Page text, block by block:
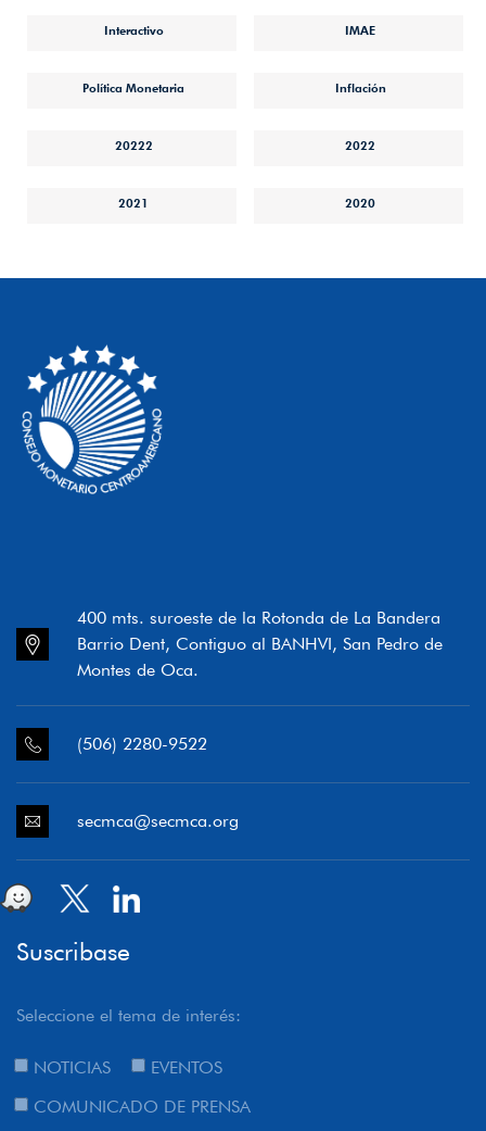
Interactivo IMAE
Política Monetaria Inflación
20222 2022
2021 2020
400 mts. suroeste de la Rotonda de La Bandera
Barrio Dent, Contiguo al BANHVI, San Pedro de
Montes de Oca.
(506) 2280-9522
secmca@secmca.org
Suscribase
Seleccione el tema de interés:
NOTICIAS
EVENTOS
COMUNICADO DE PRENSA